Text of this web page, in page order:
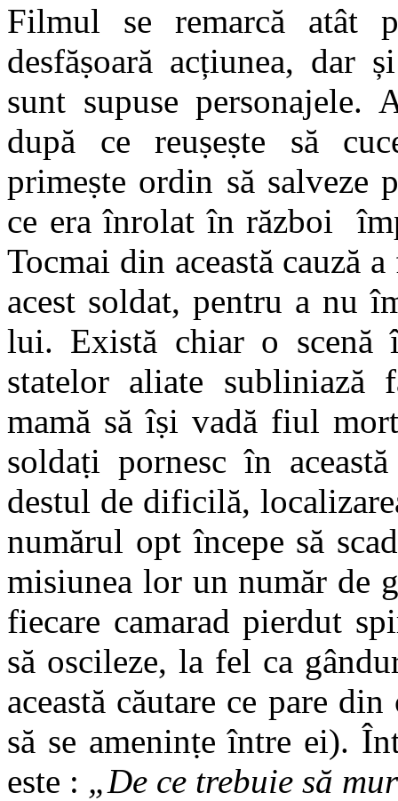
Filmul se remarcă
desfăṣoară acțiunea, dar
sunt supuse
după ce reuṣeṣte să
primeṣte ordin să salveze
ce era înrolat în război
Tocmai din această cauză
acest soldat, pentru a nu
lui. Există chiar o scenă
statelor aliate
mamă să îṣi vadă fiul
soldaṭi pornesc în
destul de dificilă,
numărul opt începe să
misiunea lor un număr de
fiecare camarad pierdut
să oscileze, la fel ca
această căutare ce pare
să se ameninṭe între ei).
este : „De ce trebuie să